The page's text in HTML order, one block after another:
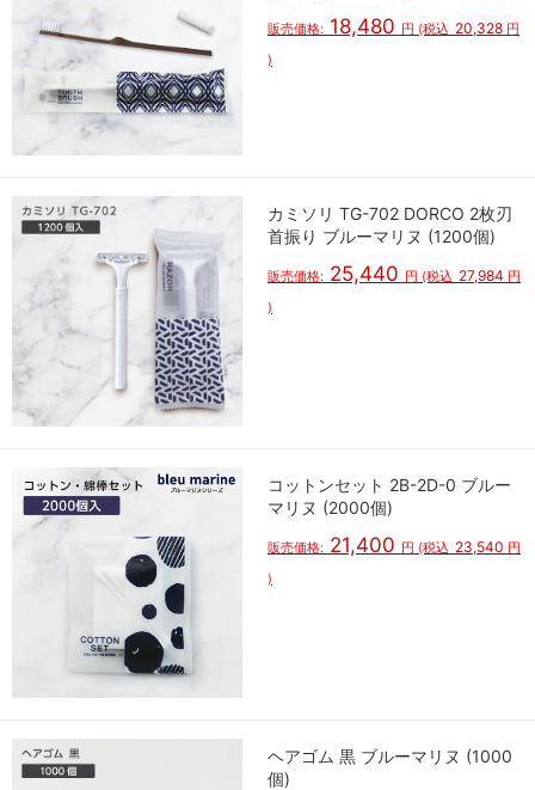
販売価格: 18,480 円 (税込 20,328 円
)
カミソリ TG-702 DORCO 2枚刃
首振り ブルーマリヌ (1200個)
販売価格: 25,440 円 (税込 27,984 円
)
コットンセット 2B-2D-0 ブルー
マリヌ (2000個)
販売価格: 21,400 円 (税込 23,540 円
)
ヘアゴム 黒 ブルーマリヌ (1000
個)